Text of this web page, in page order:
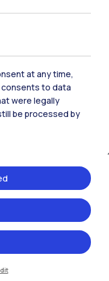
at any time,
consents to data
were legally
be processed by